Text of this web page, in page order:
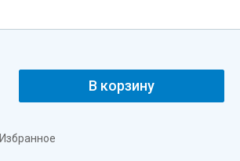
В корзину
Избранное